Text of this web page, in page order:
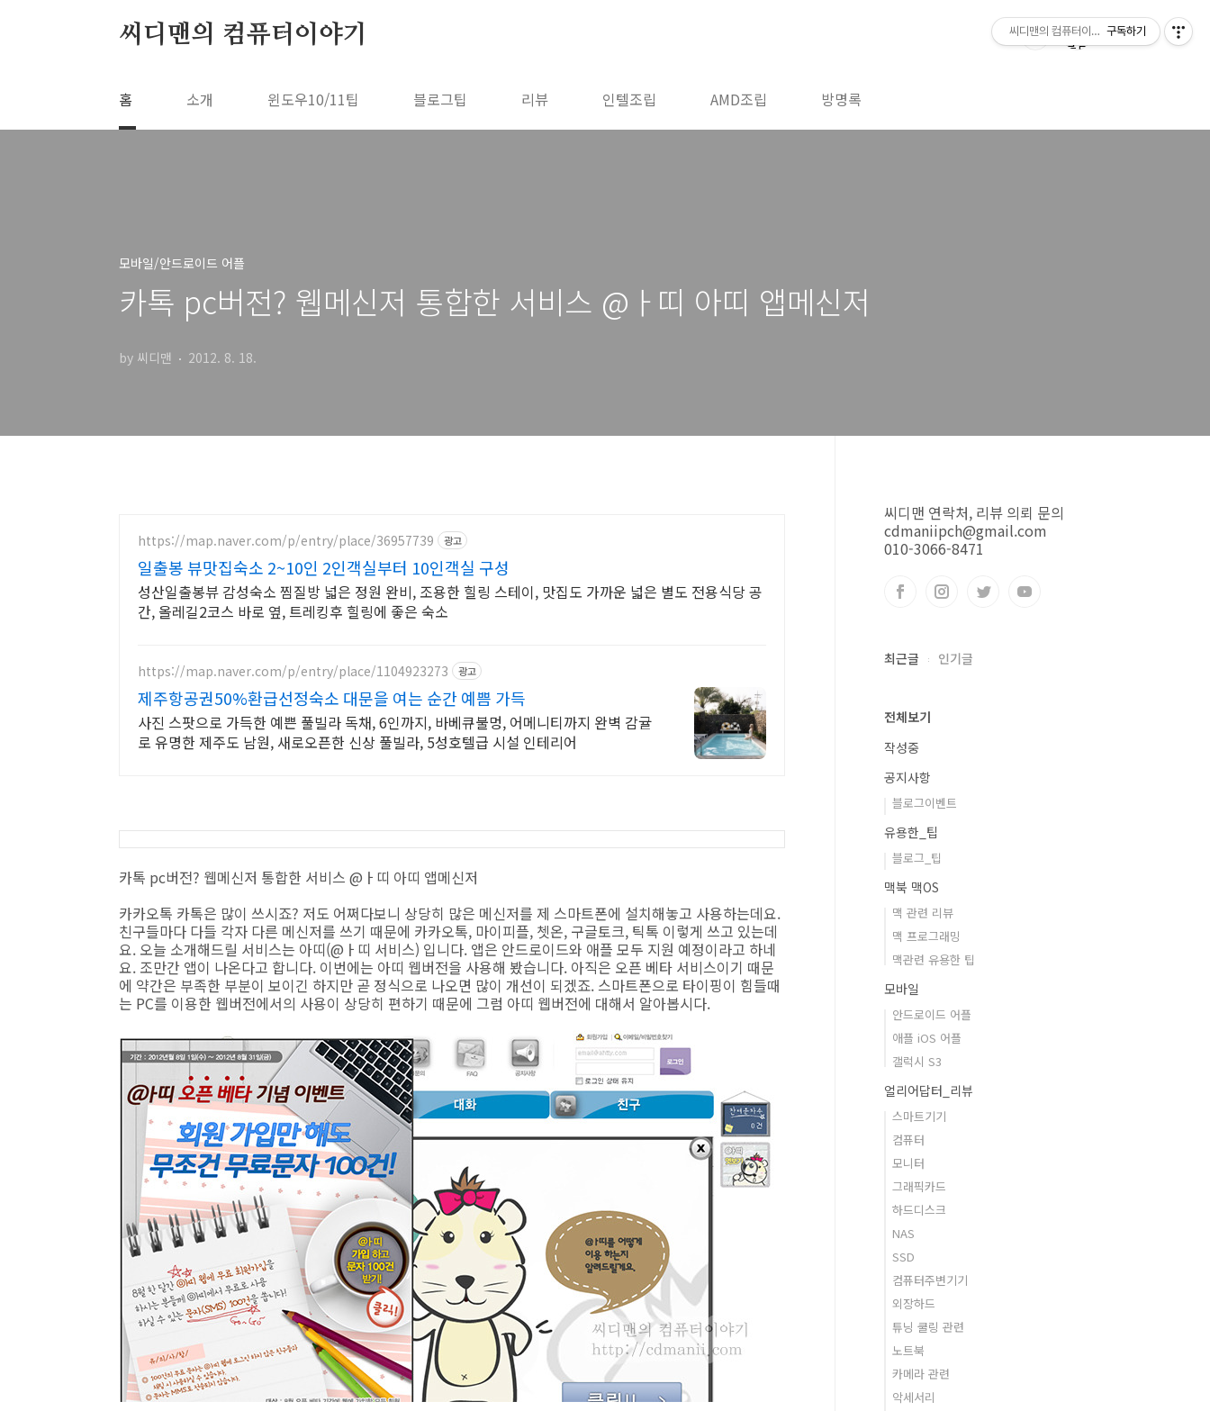
씨디맨의 컴퓨터이야기
홈 소개 윈도우10/11팁 블로그팁 리뷰 인텔조립 AMD조립 방명록
모바일/안드로이드 어플
카톡 pc버전? 웹메신저 통합한 서비스 @ㅏ띠 아띠 앱메신저
by 씨디맨 2012. 8. 18.
https://map.naver.com/p/entry/place/36957739 광고
일출봉 뷰맛집숙소 2~10인 2인객실부터 10인객실 구성
성산일출봉뷰 감성숙소 찜질방 넓은 정원 완비, 조용한 힐링 스테이, 맛집도 가까운 넓은 별도 전용식당 공
간, 올레길2코스 바로 옆, 트레킹후 힐링에 좋은 숙소
https://map.naver.com/p/entry/place/1104923273 광고
제주항공권50%환급선정숙소 대문을 여는 순간 예쁨 가득
사진 스팟으로 가득한 예쁜 풀빌라 독채, 6인까지, 바베큐불멍, 어메니티까지 완벽 감귤
로 유명한 제주도 남원, 새로오픈한 신상 풀빌라, 5성호텔급 시설 인테리어
카톡 pc버전? 웹메신저 통합한 서비스 @ㅏ띠 아띠 앱메신저
카카오톡 카톡은 많이 쓰시죠? 저도 어쩌다보니 상당히 많은 메신저를 제 스마트폰에 설치해놓고 사용하는데요.
친구들마다 다들 각자 다른 메신저를 쓰기 때문에 카카오톡, 마이피플, 쳇온, 구글토크, 틱톡 이렇게 쓰고 있는데
요. 오늘 소개해드릴 서비스는 아띠(@ㅏ띠 서비스) 입니다. 앱은 안드로이드와 애플 모두 지원 예정이라고 하네
요. 조만간 앱이 나온다고 합니다. 이번에는 아띠 웹버전을 사용해 봤습니다. 아직은 오픈 베타 서비스이기 때문
에 약간은 부족한 부분이 보이긴 하지만 곧 정식으로 나오면 많이 개선이 되겠죠. 스마트폰으로 타이핑이 힘들때
는 PC를 이용한 웹버전에서의 사용이 상당히 편하기 때문에 그럼 아띠 웹버전에 대해서 알아봅시다.
씨디맨 연락처, 리뷰 의뢰 문의
cdmaniipch@gmail.com
010-3066-8471
최근글 인기글
전체보기
작성중
공지사항
블로그이벤트
유용한_팁
블로그_팁
맥북 맥OS
맥 관련 리뷰
맥 프로그래밍
맥관련 유용한 팁
모바일
안드로이드 어플
애플 iOS 어플
갤럭시 S3
얼리어답터_리뷰
스마트기기
컴퓨터
모니터
그래픽카드
하드디스크
NAS
SSD
컴퓨터주변기기
외장하드
튜닝 쿨링 관련
노트북
카메라 관련
악세서리
씨디맨의 컴퓨터이야기구독하기